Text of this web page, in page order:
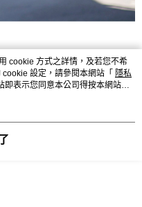
cookie 方式之詳情，及若您不希
設定，請參閱本網站「 隱私
即表示您同意本公司得按本網站使